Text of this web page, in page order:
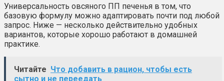
Универсальность овсяного ПП печенья в том, что
базовую формулу можно адаптировать почти под любой
запрос. Ниже — несколько действительно удобных
вариантов, которые хорошо работают в домашней
практике.
Читайте Что добавить в рацион, чтобы есть
сытно и не переедать